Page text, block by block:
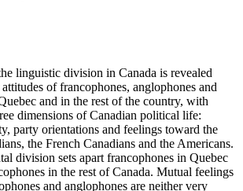
linguistic division in Canada is revealed
of francophones, anglophones and
and in the rest of the country, with
dimensions of Canadian political life:
party orientations and feelings toward the
the French Canadians and the Americans.
division sets apart francophones in Quebec
in the rest of Canada. Mutual feelings
and anglophones are neither very